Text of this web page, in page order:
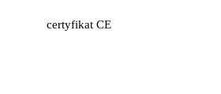
certyfikat CE